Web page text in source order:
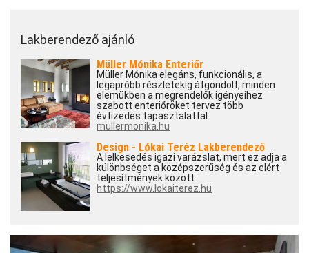
Lakberendező ajánló
Müller Mónika Enteriőr
Müller Mónika elegáns, funkcionális, a
legapróbb részletekig átgondolt, minden
elemükben a megrendelők igényeihez
szabott enteriőröket tervez több
évtizedes tapasztalattal.
mullermonika.hu
Design - Lókai Teréz Lakberendező
A lelkesedés igazi varázslat, mert ez adja a
különbséget a középszerűség és az elért
teljesítmények között.
https://www.lokaiterez.hu